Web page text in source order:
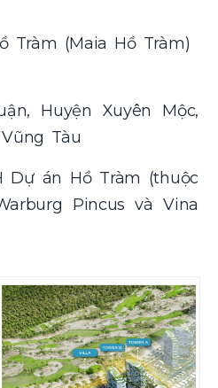
Tràm (Maia Hồ Tràm)
Huyện Xuyên Mộc,
Tàu
Dự án Hồ Tràm (thuộc
Pincus và Vina